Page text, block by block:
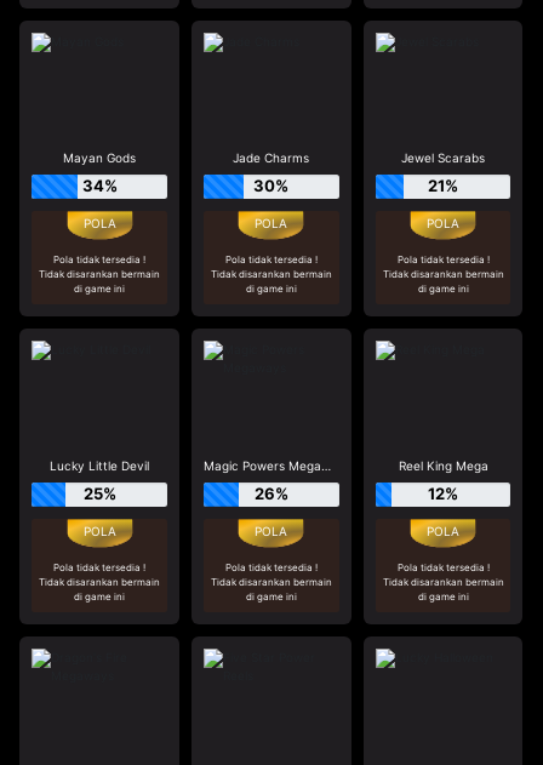
Mayan Gods
34%
Pola tidak tersedia !
Tidak disarankan bermain
di game ini
Jade Charms
30%
Pola tidak tersedia !
Tidak disarankan bermain
di game ini
Jewel Scarabs
21%
Pola tidak tersedia !
Tidak disarankan bermain
di game ini
Lucky Little Devil
25%
Pola tidak tersedia !
Tidak disarankan bermain
di game ini
Magic Powers Megaways
26%
Pola tidak tersedia !
Tidak disarankan bermain
di game ini
Reel King Mega
12%
Pola tidak tersedia !
Tidak disarankan bermain
di game ini